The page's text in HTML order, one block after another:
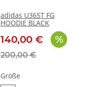
adidas U365T FG
HOODIE BLACK
140,00 €
200,00 €
Größe